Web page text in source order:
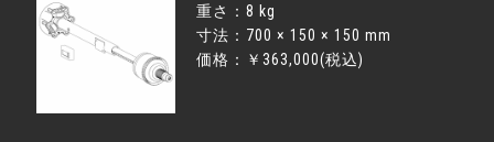
重さ：8 kg
寸法：700 × 150 × 150 mm
価格：￥363,000(税込)